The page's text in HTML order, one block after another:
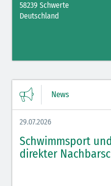
58239 Schwerte
Deutschland
News
29.07.2026
Schwimmsport
direkter